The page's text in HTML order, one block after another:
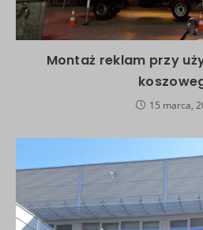
Montaż reklam przy
15 marca,